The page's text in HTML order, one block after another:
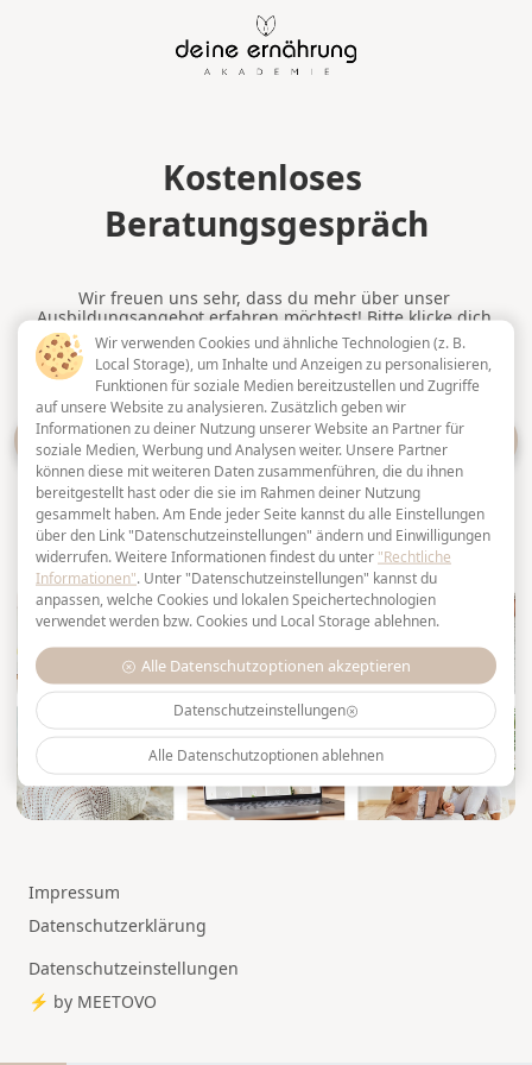
Wir verwenden Cookies und ähnliche Technologien (z. B.
Local Storage), um Inhalte und Anzeigen zu personalisieren,
Funktionen für soziale Medien bereitzustellen und Zugriffe
auf unsere Website zu analysieren. Zusätzlich geben wir
Informationen zu deiner Nutzung unserer Website an Partner für
soziale Medien, Werbung und Analysen weiter. Unsere Partner
können diese mit weiteren Daten zusammenführen, die du ihnen
bereitgestellt hast oder die sie im Rahmen deiner Nutzung
gesammelt haben. Am Ende jeder Seite kannst du alle Einstellungen
über den Link "Datenschutzeinstellungen" ändern und Einwilligungen
widerrufen. Weitere Informationen findest du unter "Rechtliche
Informationen". Unter "Datenschutzeinstellungen" kannst du
anpassen, welche Cookies und lokalen Speichertechnologien
verwendet werden bzw. Cookies und Local Storage ablehnen.
Alle Datenschutzoptionen akzeptieren
Datenschutzeinstellungen
Alle Datenschutzoptionen ablehnen
Kostenloses
Beratungsgespräch
Wir freuen uns sehr, dass du mehr über unser
Ausbildungsangebot erfahren möchtest! Bitte klicke dich
durch ein paar Fragen, damit wir uns optimal auf unser
Gespräch vorbereiten können 🙂
Los geht's
Impressum
Datenschutzerklärung
Datenschutzeinstellungen
⚡️ by MEETOVO